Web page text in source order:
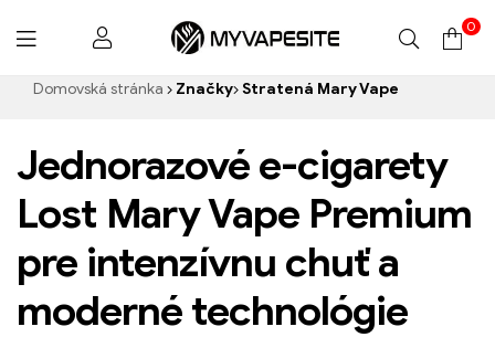
Myvapesite.de
0
Domovská stránka Značky Stratená Mary Vape
Jednorazové e-cigarety
Lost Mary Vape Premium
pre intenzívnu chuť a
moderné technológie